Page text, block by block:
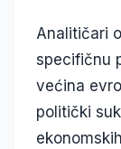
Analitičari
specifičnu
većina
politički